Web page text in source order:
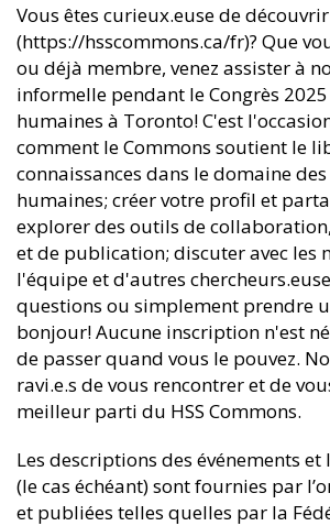
Vous êtes curieux.euse de
(https://hsscommons.ca/fr)? Que
ou déjà membre, venez assister à
informelle pendant le Congrès 2025
humaines à Toronto! C'est
comment le Commons soutient le
connaissances dans le domaine des
humaines; créer votre profil et
explorer des outils de
et de publication; discuter avec les
l'équipe et d'autres
questions ou simplement prendre
bonjour! Aucune inscription n'est
de passer quand vous le pouvez.
ravi.e.s de vous rencontrer et de
meilleur parti du HSS Commons.
Les descriptions des événements
(le cas échéant) sont fournies par
et publiées telles quelles par la